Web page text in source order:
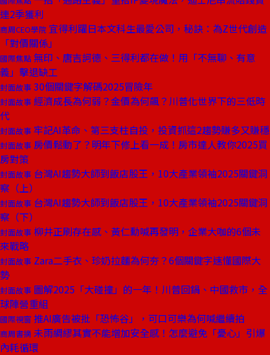
連2季獲利
商周CEO學院 宜得利躍日本文科生最愛公司，秘訣：為Z世代創造
「對價關係」
國際焦點 無印、唐吉訶德、三得利都在做！用「不無聊、有意
義」擊退缺工
封面故事 30個關鍵字解碼2025冒險年
封面故事 經濟成長為何弱？金價為何飆？川普化世界下的三低時
代
封面故事 牢記AI革命、第三支柱自投，投資抓這2趨勢賺多又賺穩
封面故事 房價鬆動了？明年下修上看一成！房市達人教你2025買
房對策
封面故事 台灣AI趨勢大師到飯店股王，10大產業領袖2025關鍵洞
察（上）
封面故事 台灣AI趨勢大師到飯店股王，10大產業領袖2025關鍵洞
察（下）
封面故事 柳井正刷存在感、黃仁勳喊再發明，企業大咖的6個未
來戰略
封面故事 Zara二手衣、珍奶拉麵為何夯？6個關鍵字速懂國際大
勢
封面故事 圖解2025「大碰撞」的一年！川普回鍋、中國救市，全
球陣營重組
國際視窗 推AI廣告被批「恐怖谷」，可口可樂為何喊繼續拍
商周書摘 未雨綢繆其實不能增加安全感！怎麼避免「憂心」引爆
內耗循環